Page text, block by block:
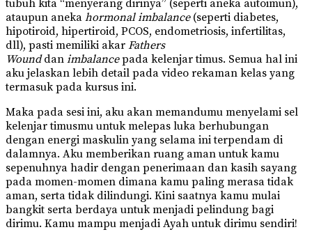
tubuh kita “menyerang dirinya” (seperti aneka autoimun),
ataupun aneka hormonal imbalance(seperti diabetes,
hipotiroid, hipertiroid, PCOS, endometriosis, infertilitas,
dll), pasti memiliki akar Fathers
Wounddan imbalancepada kelenjar timus. Semua hal ini
aku jelaskan lebih detail pada video rekaman kelas yang
termasuk pada kursus ini.
Maka pada sesi ini, aku akan memandumu menyelami sel
kelenjar timusmu untuk melepas luka berhubungan
dengan energi maskulin yang selama ini terpendam di
dalamnya. Aku memberikan ruang aman untuk kamu
sepenuhnya hadir dengan penerimaan dan kasih sayang
pada momen-momen dimana kamu paling merasa tidak
aman, serta tidak dilindungi. Kini saatnya kamu mulai
bangkit serta berdaya untuk menjadi pelindung bagi
dirimu. Kamu mampu menjadi Ayah untuk dirimu sendiri!